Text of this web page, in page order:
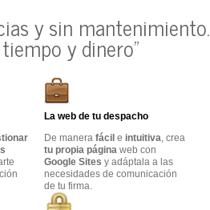
y sin mantenimiento.
y dinero"
La web de tu despacho
De manera fácil e intuitiva, crea
tu propia página web con
Google Sites y adáptala a las
necesidades de comunicación
de tu firma.